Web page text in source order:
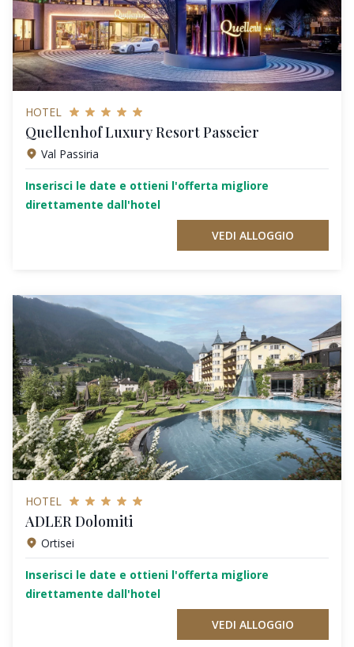
HOTEL
Quellenhof Luxury Resort Passeier
Val Passiria
Inserisci le date e ottieni l'offerta migliore
direttamente dall'hotel
VEDI ALLOGGIO
HOTEL
ADLER Dolomiti
Ortisei
Inserisci le date e ottieni l'offerta migliore
direttamente dall'hotel
VEDI ALLOGGIO